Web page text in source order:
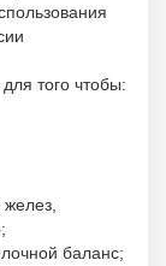
того чтобы:
баланс;